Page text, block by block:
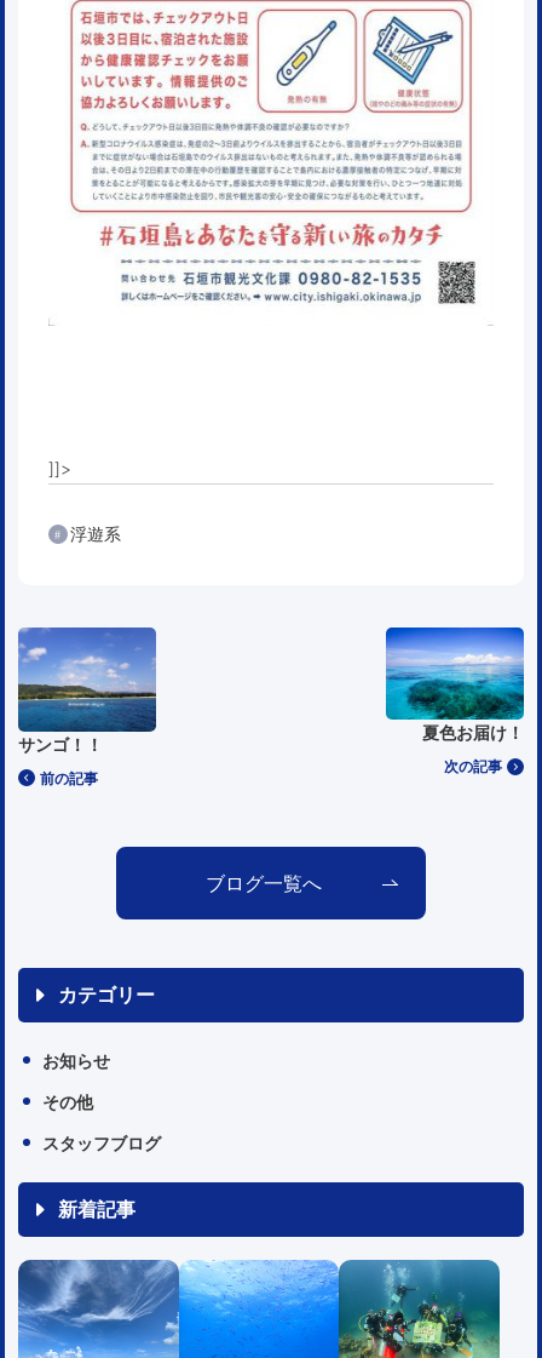
]]>
浮遊系
前の記事
サンゴ！！
次の記事
夏色お届け！
ブログ一覧へ
カテゴリー
お知らせ
その他
スタッフブログ
新着記事